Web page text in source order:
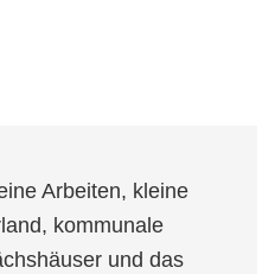
Arbeiten, kleine
kommunale
und das